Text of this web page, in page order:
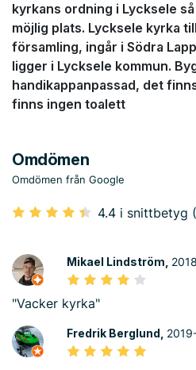
kyrkans ordning i Lycksele
möjlig plats. Lycksele kyrka
församling, ingår i Södra
ligger i Lycksele kommun.
handikappanpassad, det
finns ingen toalett
Omdömen
Omdömen från Google
4.4 i snittbetyg
Mikael Lindström,
"Vacker kyrka"
Fredrik Berglund,